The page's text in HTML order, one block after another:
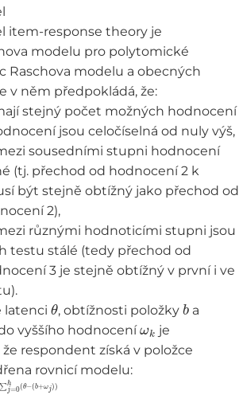
item-response theory je
modelu pro polytomické
Raschova modelu a obecných
v něm předpokládá, že:
stejný počet možných hodnocení
jsou celočíselná od nuly výš,
sousedními stupni hodnocení
(tj. přechod od hodnocení 2 k
být stejně obtížný jako přechod od
2),
různými hodnoticími stupni jsou
testu stálé (tedy přechod od
3 je stejně obtížný v první i ve
latenci
θ
, obtížnosti položky
b
a
vyššího hodnocení
ωk
je
respondent získá v položce
rovnicí modelu:
h(θ−
j=0k(θ−